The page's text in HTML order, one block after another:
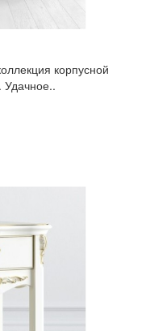
корпусной
Удачное..